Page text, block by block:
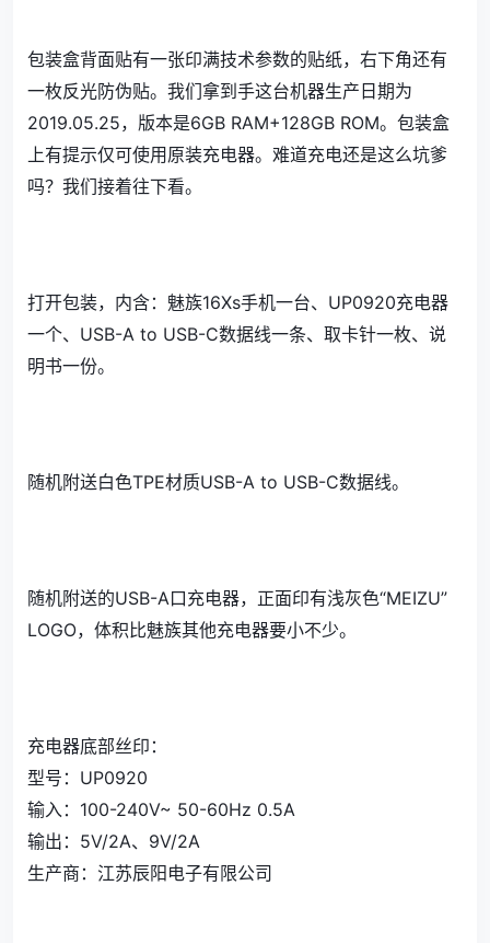
包装盒背面贴有一张印满技术参数的贴纸，右下角还有
一枚反光防伪贴。我们拿到手这台机器生产日期为
2019.05.25，版本是6GB RAM+128GB ROM。包装盒
上有提示仅可使用原装充电器。难道充电还是这么坑爹
吗？我们接着往下看。
打开包装，内含：魅族16Xs手机一台、UP0920充电器
一个、USB-A to USB-C数据线一条、取卡针一枚、说
明书一份。
随机附送白色TPE材质USB-A to USB-C数据线。
随机附送的USB-A口充电器，正面印有浅灰色“MEIZU”
LOGO，体积比魅族其他充电器要小不少。
充电器底部丝印：
型号：UP0920
输入：100-240V~ 50-60Hz 0.5A
输出：5V/2A、9V/2A
生产商：江苏辰阳电子有限公司